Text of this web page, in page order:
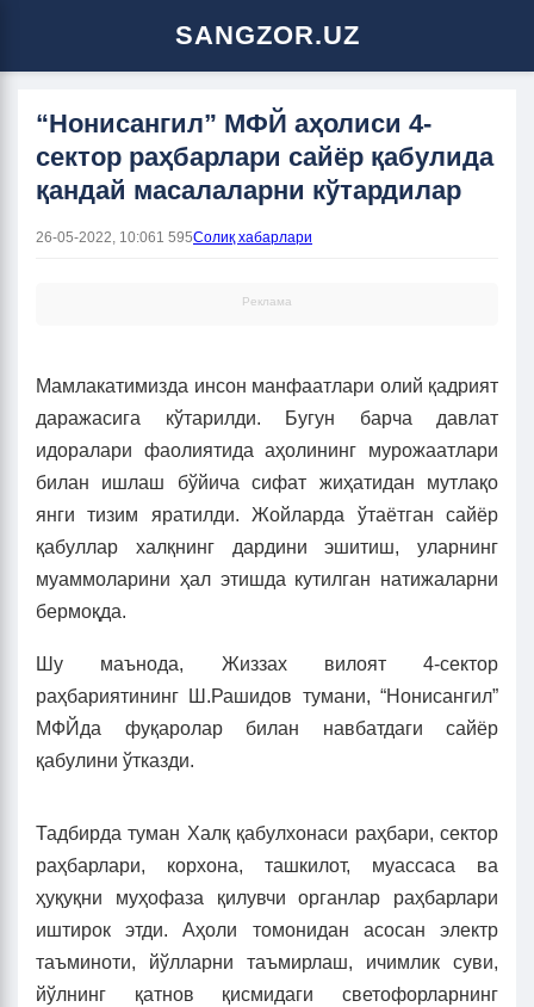
SANGZOR.UZ
“Нонисангил” МФЙ аҳолиси 4-
сектор раҳбарлари сайёр қабулида
қандай масалаларни кўтардилар
26-05-2022, 10:061 595Солиқ хабарлари
Реклама
Мамлакатимизда инсон манфаатлари олий қадрият
даражасига кўтарилди. Бугун барча давлат
идоралари фаолиятида аҳолининг мурожаатлари
билан ишлаш бўйича сифат жиҳатидан мутлақо
янги тизим яратилди. Жойларда ўтаётган сайёр
қабуллар халқнинг дардини эшитиш, уларнинг
муаммоларини ҳал этишда кутилган натижаларни
бермоқда.
Шу маънода, Жиззах вилоят 4-сектор
раҳбариятининг Ш.Рашидов тумани, “Нонисангил”
МФЙда фуқаролар билан навбатдаги сайёр
қабулини ўтказди.
Тадбирда туман Халқ қабулхонаси раҳбари, сектор
раҳбарлари, корхона, ташкилот, муассаса ва
ҳуқуқни муҳофаза қилувчи органлар раҳбарлари
иштирок этди. Аҳоли томонидан асосан электр
таъминоти, йўлларни таъмирлаш, ичимлик суви,
йўлнинг қатнов қисмидаги светофорларнинг